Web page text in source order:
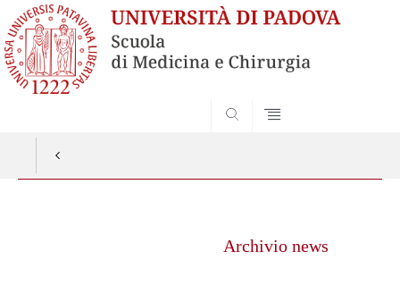
Archivio news